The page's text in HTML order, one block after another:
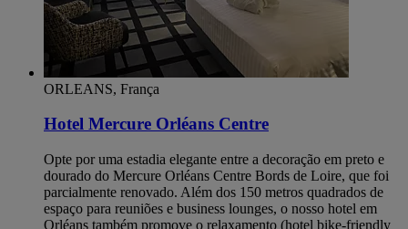
ORLEANS, França
Hotel Mercure Orléans Centre
Opte por uma estadia elegante entre a decoração em preto e
dourado do Mercure Orléans Centre Bords de Loire, que foi
parcialmente renovado. Além dos 150 metros quadrados de
espaço para reuniões e business lounges, o nosso hotel em
Orléans também promove o relaxamento (hotel bike-friendly